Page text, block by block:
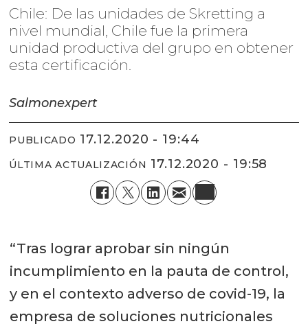
Chile: De las unidades de Skretting a
nivel mundial, Chile fue la primera
unidad productiva del grupo en obtener
esta certificación.
Salmonexpert
PUBLICADO 17.12.2020 - 19:44
ÚLTIMA ACTUALIZACIÓN 17.12.2020 - 19:58
“Tras lograr aprobar sin ningún
incumplimiento en la pauta de control,
y en el contexto adverso de covid-19, la
empresa de soluciones nutricionales